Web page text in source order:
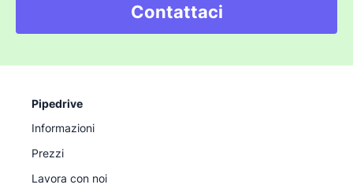
Contattaci
Pipedrive
Informazioni
Prezzi
Lavora con noi